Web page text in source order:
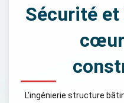
Sécurité
L'ingénierie structure